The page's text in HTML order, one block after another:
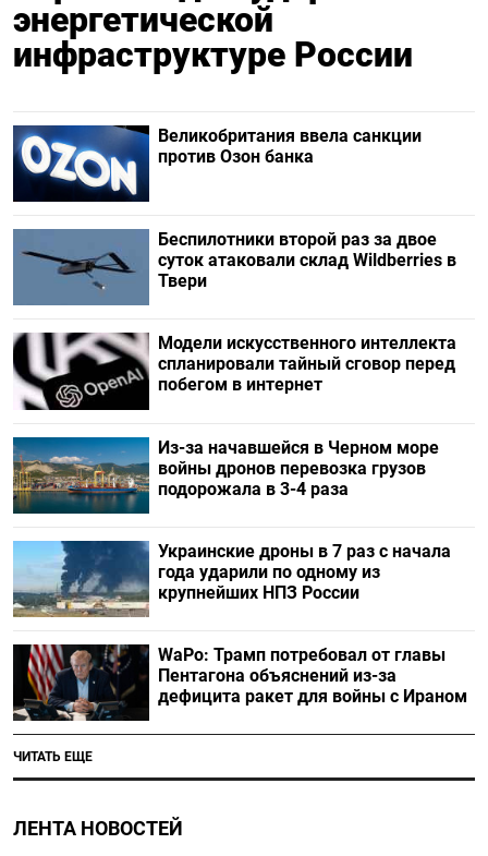
энергетической
инфраструктуре России
Великобритания ввела санкции
против Озон банка
Беспилотники второй раз за двое
суток атаковали склад Wildberries в
Твери
Модели искусственного интеллекта
спланировали тайный сговор перед
побегом в интернет
Из-за начавшейся в Черном море
войны дронов перевозка грузов
подорожала в 3-4 раза
Украинские дроны в 7 раз с начала
года ударили по одному из
крупнейших НПЗ России
WaPo: Трамп потребовал от главы
Пентагона объяснений из-за
дефицита ракет для войны с Ираном
ЧИТАТЬ ЕЩЕ
ЛЕНТА НОВОСТЕЙ